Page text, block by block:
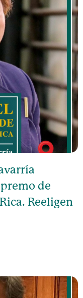
de
Reeligen